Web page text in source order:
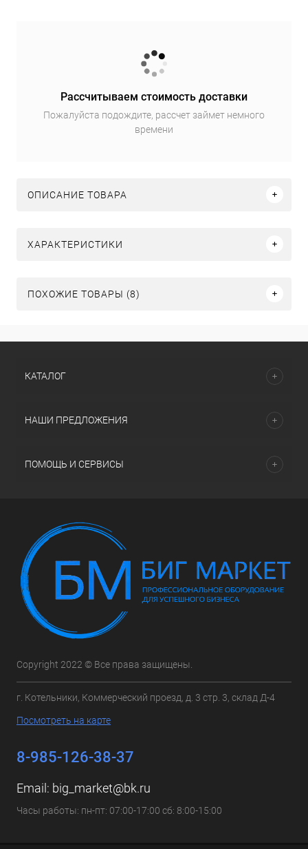
Рассчитываем стоимость доставки
Пожалуйста подождите, рассчет займет немного
времени
ОПИСАНИЕ ТОВАРА
ХАРАКТЕРИСТИКИ
ПОХОЖИЕ ТОВАРЫ (8)
КАТАЛОГ
НАШИ ПРЕДЛОЖЕНИЯ
ПОМОЩЬ И СЕРВИСЫ
Copyright 2022 © Все права защищены.
г. Котельники, Коммерческий проезд, д. 3 стр. 3, склад Д-4
Посмотреть на карте
8-985-126-38-37
Email: big_market@bk.ru
Часы работы: пн-пт: 07:00-17:00 сб: 8:00-15:00